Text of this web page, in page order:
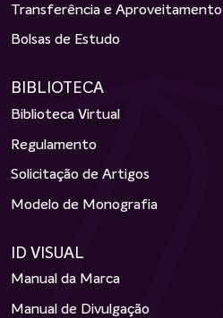
Transferência e Aproveitamento
Bolsas de Estudo
BIBLIOTECA
Biblioteca Virtual
Regulamento
Solicitação de Artigos
Modelo de Monografia
ID VISUAL
Manual da Marca
Manual de Divulgação